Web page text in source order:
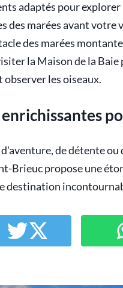
adaptés pour
des marées avant
des marées
la Maison de la
observer les oiseaux.
de détente
Brieuc propose une
destination